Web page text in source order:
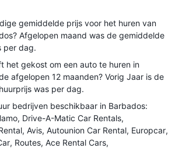
gemiddelde prijs voor het huren van
Afgelopen maand was de gemiddelde
per dag.
het gekost om een auto te huren in
afgelopen 12 maanden? Vorig Jaar is de
was per dag.
bedrijven beschikbaar in Barbados:
Drive-A-Matic Car Rentals
Avis Autounion Car Rental Europcar
Routes Ace Rental Cars